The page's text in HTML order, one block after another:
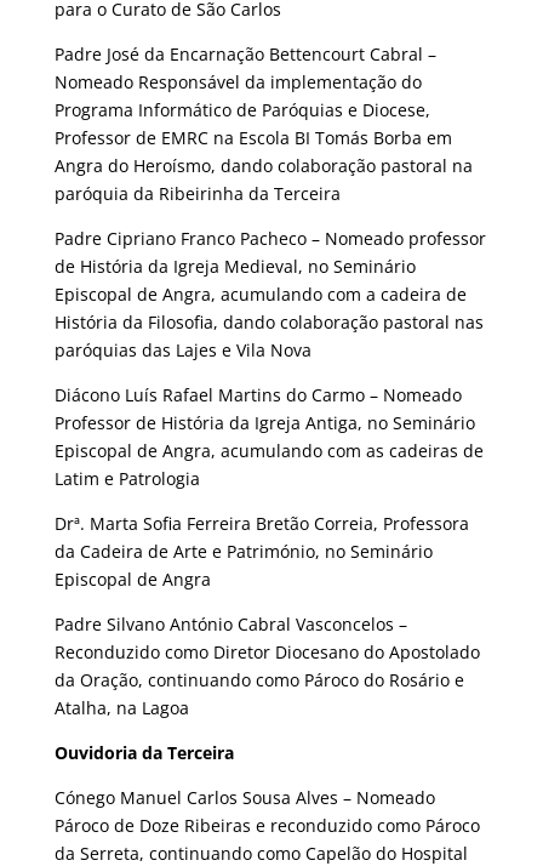
para o Curato de São Carlos
Padre José da Encarnação Bettencourt Cabral –
Nomeado Responsável da implementação do
Programa Informático de Paróquias e Diocese,
Professor de EMRC na Escola BI Tomás Borba em
Angra do Heroísmo, dando colaboração pastoral na
paróquia da Ribeirinha da Terceira
Padre Cipriano Franco Pacheco – Nomeado professor
de História da Igreja Medieval, no Seminário
Episcopal de Angra, acumulando com a cadeira de
História da Filosofia, dando colaboração pastoral nas
paróquias das Lajes e Vila Nova
Diácono Luís Rafael Martins do Carmo – Nomeado
Professor de História da Igreja Antiga, no Seminário
Episcopal de Angra, acumulando com as cadeiras de
Latim e Patrologia
Drª. Marta Sofia Ferreira Bretão Correia, Professora
da Cadeira de Arte e Património, no Seminário
Episcopal de Angra
Padre Silvano António Cabral Vasconcelos –
Reconduzido como Diretor Diocesano do Apostolado
da Oração, continuando como Pároco do Rosário e
Atalha, na Lagoa
Ouvidoria da Terceira
Cónego Manuel Carlos Sousa Alves – Nomeado
Pároco de Doze Ribeiras e reconduzido como Pároco
da Serreta, continuando como Capelão do Hospital